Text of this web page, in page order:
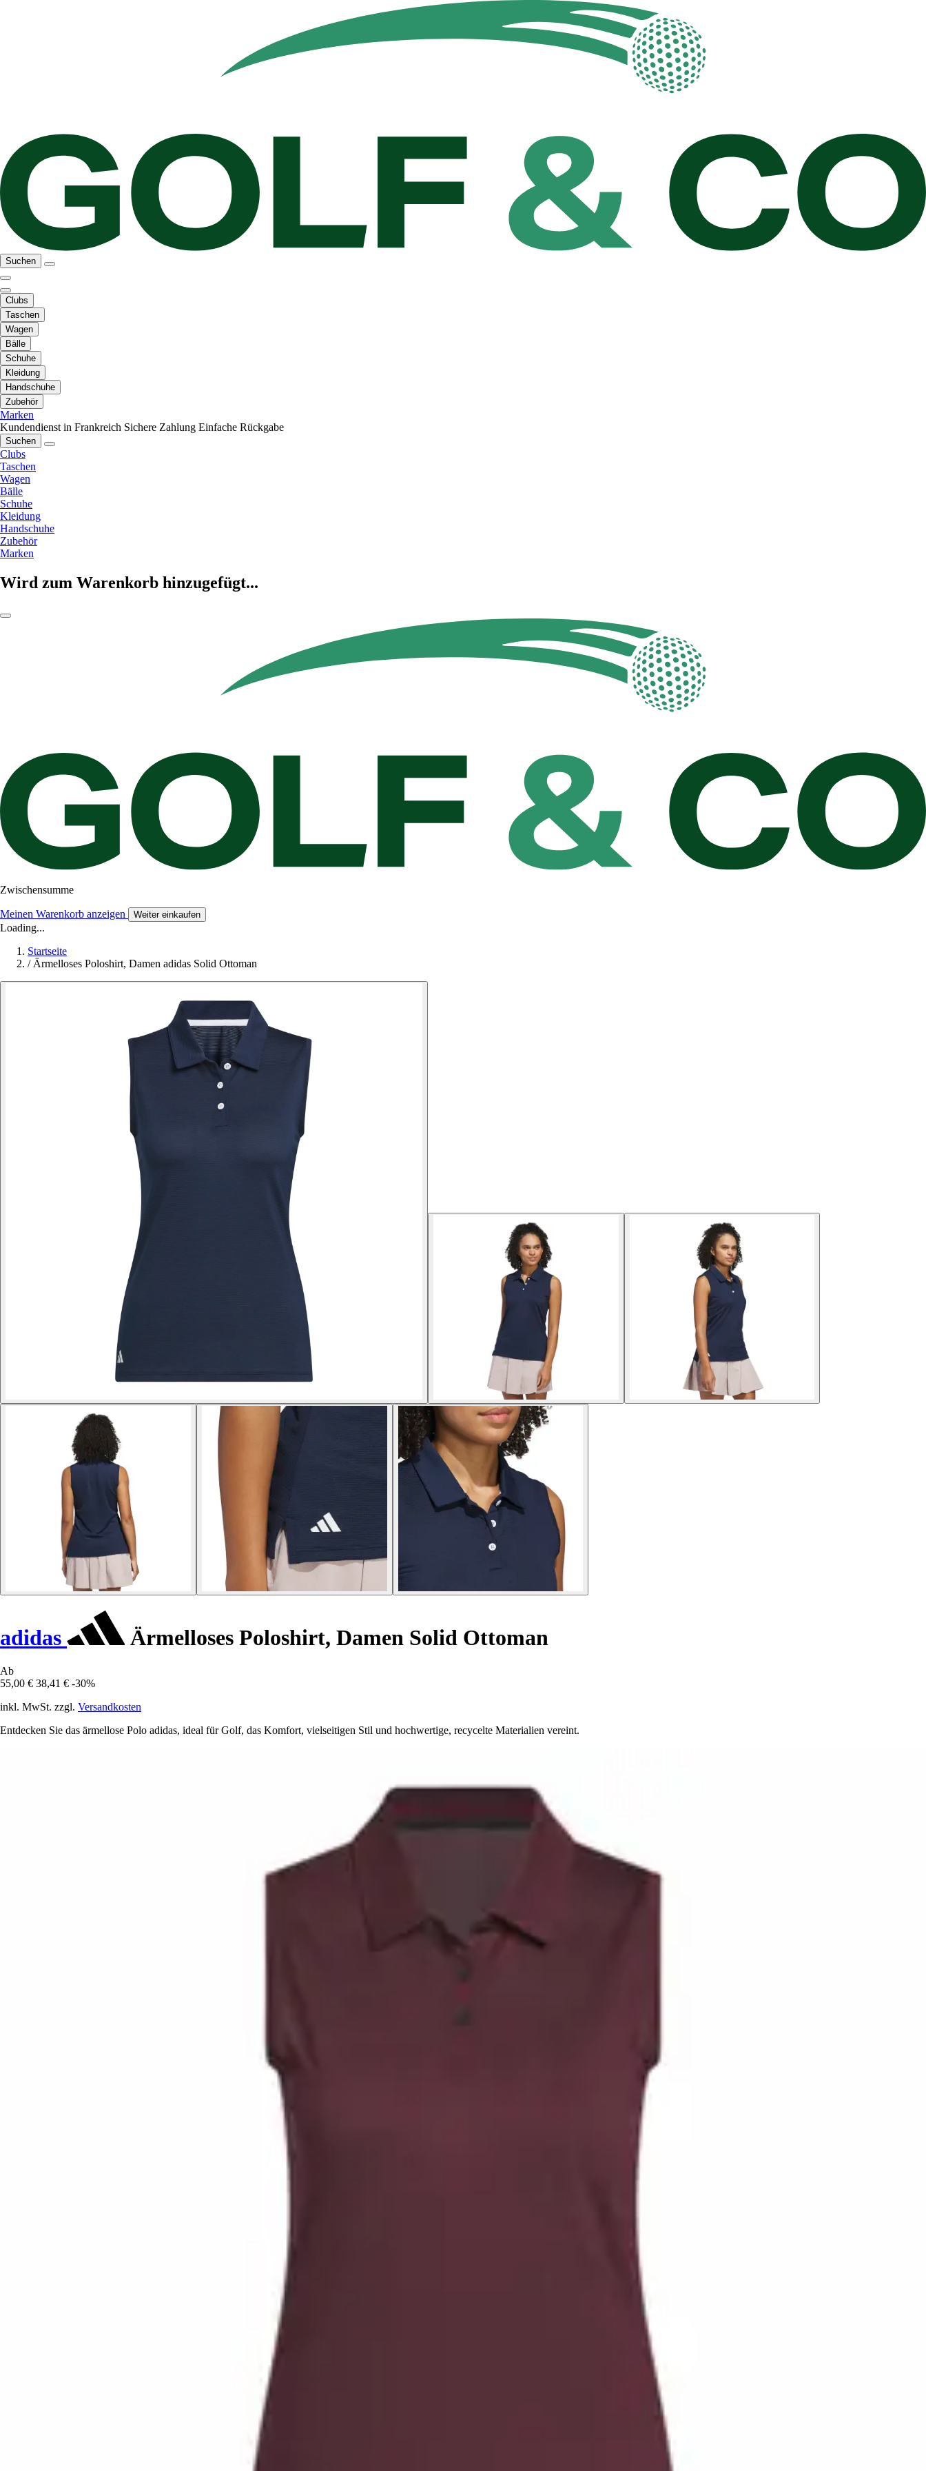
Suchen
Clubs
Taschen
Wagen
Bälle
Schuhe
Kleidung
Handschuhe
Zubehör
Marken
Kundendienst in Frankreich Sichere Zahlung Einfache Rückgabe
Suchen
Clubs
Taschen
Wagen
Bälle
Schuhe
Kleidung
Handschuhe
Zubehör
Marken
Wird zum Warenkorb hinzugefügt...
Zwischensumme
Meinen Warenkorb anzeigen Weiter einkaufen
Loading...
Startseite
/ Ärmelloses Poloshirt, Damen adidas Solid Ottoman
adidas Ärmelloses Poloshirt, Damen Solid Ottoman
Ab
55,00 € 38,41 € -30%
inkl. MwSt. zzgl. Versandkosten
Entdecken Sie das ärmellose Polo adidas, ideal für Golf, das Komfort, vielseitigen Stil und hochwertige, recycelte Materialien vereint.